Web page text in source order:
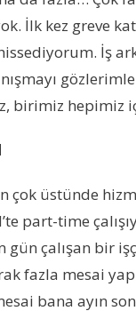
İlk kez greve
İş
birimiz hepimiz
çok üstünde
part-time
gün çalışan bir
fazla mesai
bana ayın